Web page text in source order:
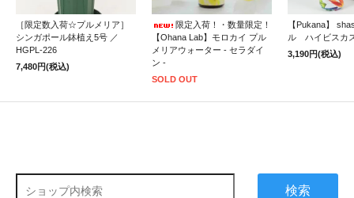
［限定数入荷☆プルメリア］
シンガポール鉢植え5号 ／
HGPL-226
7,480円(税込)
限定入荷！・数量限定！
【Ohana Lab】モロカイ プル
メリアウォーター - セラダイ
ン -
SOLD OUT
【Pukana】
ル ハイビスカ
3,190円(税込)
検索